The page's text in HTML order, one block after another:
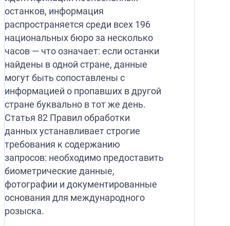
останков, информация
распространяется среди всех 196
национальных бюро за несколько
часов — что означает: если останки
найдены в одной стране, данные
могут быть сопоставлены с
информацией о пропавших в другой
стране буквально в тот же день.
Статья 82 Правил обработки
данных устанавливает строгие
требования к содержанию
запросов: необходимо предоставить
биометрические данные,
фотографии и документированные
основания для международного
розыска.